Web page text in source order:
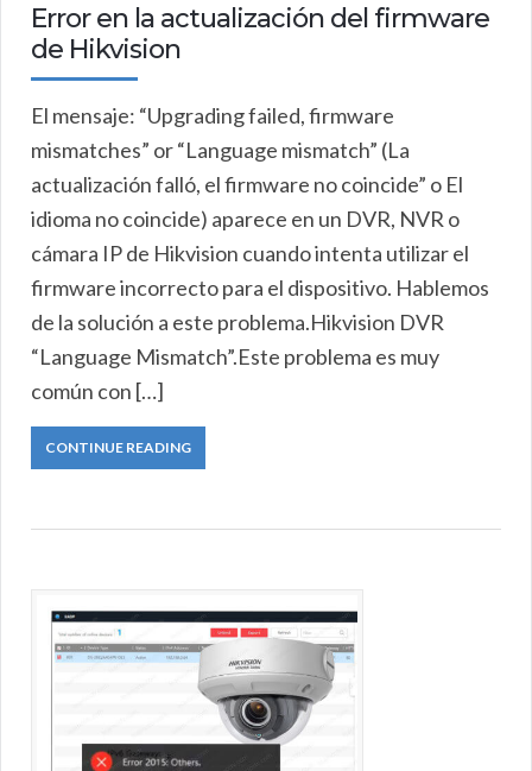
Error en la actualización del firmware
de Hikvision
El mensaje: “Upgrading failed, firmware
mismatches” or “Language mismatch” (La
actualización falló, el firmware no coincide” o El
idioma no coincide) aparece en un DVR, NVR o
cámara IP de Hikvision cuando intenta utilizar el
firmware incorrecto para el dispositivo. Hablemos
de la solución a este problema.Hikvision DVR
“Language Mismatch”.Este problema es muy
común con […]
CONTINUE READING